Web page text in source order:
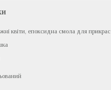
квіти, епоксидна смола для прикрас